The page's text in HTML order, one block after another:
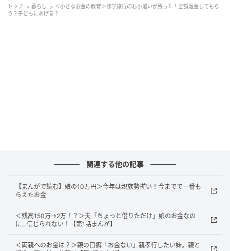
出典：https://mamastar.jp/bbs/topic/4512062
ることではないし』
出典：https://mamastar.jp/bbs/topic/4512062
修学旅行は頻繁にある行事ではありません。子どもに
数万円ものお小遣いを渡す機会はそれほど多くないた
め、最初からお小遣いが残ったら子どもにあげるつも
トップ 暮らし
＜小さなお金の教育＞修学旅行のお小遣いが残った！全額返金してもら
う？子どもにあげる？
関連する他の記事
【まんがで読む】娘の10万円＞今年は親族勢揃い！今までで一番も
らえたお金
＜残高150万→2万！？＞夫「ちょっと借りただけ」娘のお金なの
に…信じられない！【第1話まんが】
＜両親へのお金は？＞親の口癖「お金ない」親孝行したい妹。親と